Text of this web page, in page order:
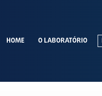
HOME O LABORATÓRIO